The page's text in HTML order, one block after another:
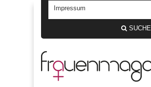
SUCHE